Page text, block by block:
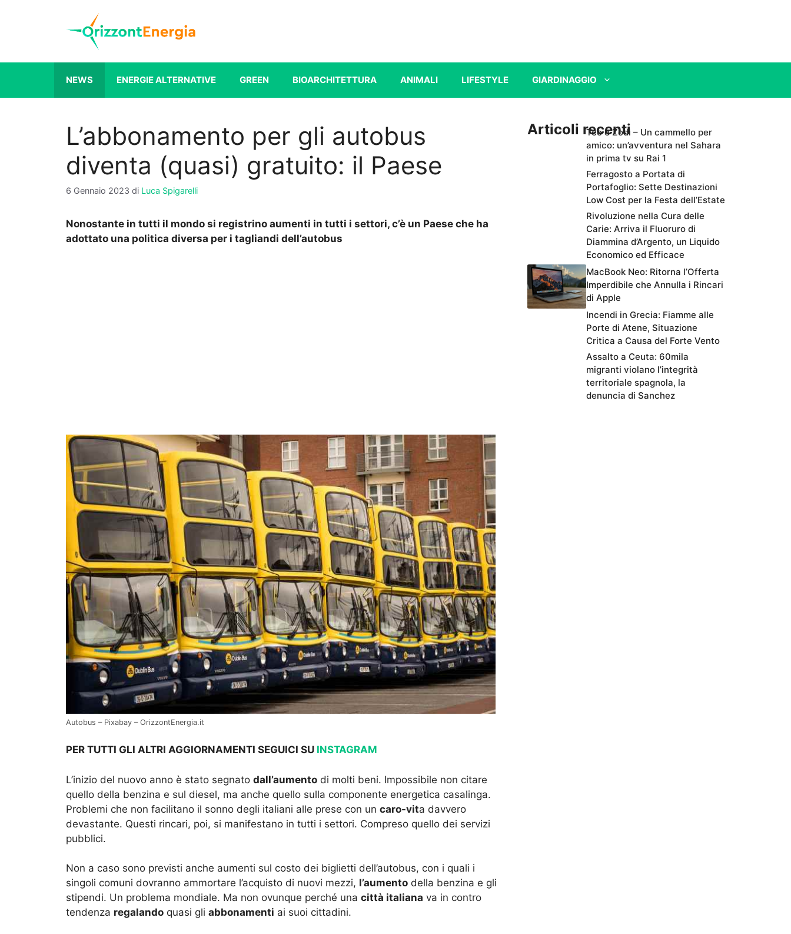
NEWS ENERGIE ALTERNATIVE GREEN BIOARCHITETTURA ANIMALI LIFESTYLE GIARDINAGGIO
L’abbonamento per gli autobus
diventa (quasi) gratuito: il Paese
6 Gennaio 2023 di Luca Spigarelli
Nonostante in tutti il mondo si registrino aumenti in tutti i settori, c’è un Paese che ha
adottato una politica diversa per i tagliandi dell’autobus
Autobus – Pixabay – OrizzontEnergia.it
PER TUTTI GLI ALTRI AGGIORNAMENTI SEGUICI SU INSTAGRAM
L’inizio del nuovo anno è stato segnato dall’aumento di molti beni. Impossibile non citare
quello della benzina e sul diesel, ma anche quello sulla componente energetica casalinga.
Problemi che non facilitano il sonno degli italiani alle prese con un caro-vita davvero
devastante. Questi rincari, poi, si manifestano in tutti i settori. Compreso quello dei servizi
pubblici.
Non a caso sono previsti anche aumenti sul costo dei biglietti dell’autobus, con i quali i
singoli comuni dovranno ammortare l’acquisto di nuovi mezzi, l’aumento della benzina e gli
stipendi. Un problema mondiale. Ma non ovunque perché una città italiana va in contro
tendenza regalando quasi gli abbonamenti ai suoi cittadini.
Articoli recentiTeo e Zodì – Un cammello per
amico: un’avventura nel Sahara
in prima tv su Rai 1
Ferragosto a Portata di
Portafoglio: Sette Destinazioni
Low Cost per la Festa dell’Estate
Rivoluzione nella Cura delle
Carie: Arriva il Fluoruro di
Diammina d’Argento, un Liquido
Economico ed Efficace
MacBook Neo: Ritorna l’Offerta
Imperdibile che Annulla i Rincari
di Apple
Incendi in Grecia: Fiamme alle
Porte di Atene, Situazione
Critica a Causa del Forte Vento
Assalto a Ceuta: 60mila
migranti violano l’integrità
territoriale spagnola, la
denuncia di Sanchez